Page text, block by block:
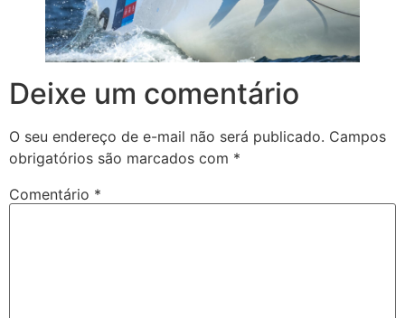
Deixe um comentário
O seu endereço de e-mail não será publicado. Campos
obrigatórios são marcados com *
Comentário *